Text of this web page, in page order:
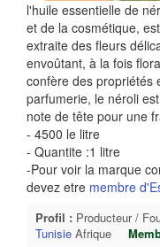
l'huile essentielle de
et de la cosmétique,
extraite des fleurs
envoûtant, à la fois
confère des propriétés
parfumerie, le néroli
note de tête pour une
- 4500 le litre
- Quantite :1 litre
-Pour voir la marque
devez etre membre
Profil : Producteur /
Tunisie Afrique